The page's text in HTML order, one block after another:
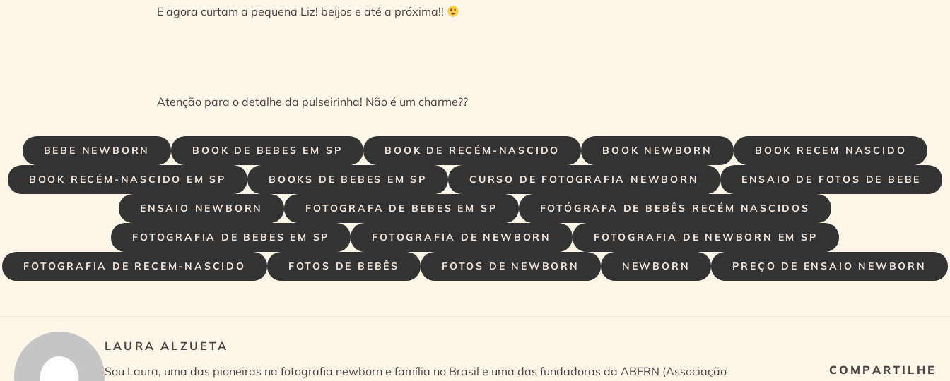
E agora curtam a pequena Liz! beijos e até a próxima!!
Atenção para o detalhe da pulseirinha! Não é um charme??
BEBE NEWBORN BOOK DE BEBES EM SP BOOK DE RECÉM-NASCIDO BOOK NEWBORN BOOK RECEM NASCIDO
BOOK RECÉM-NASCIDO EM SP BOOKS DE BEBES EM SP CURSO DE FOTOGRAFIA NEWBORN ENSAIO DE FOTOS DE BEBE
ENSAIO NEWBORN FOTOGRAFA DE BEBES EM SP FOTÓGRAFA DE BEBÊS RECÉM NASCIDOS
FOTOGRAFIA DE BEBES EM SP FOTOGRAFIA DE NEWBORN FOTOGRAFIA DE NEWBORN EM SP
FOTOGRAFIA DE RECEM-NASCIDO FOTOS DE BEBÊS FOTOS DE NEWBORN NEWBORN PREÇO DE ENSAIO NEWBORN
LAURA ALZUETA
Sou Laura, uma das pioneiras na fotografia newborn e família no Brasil e uma das fundadoras da ABFRN (Associação